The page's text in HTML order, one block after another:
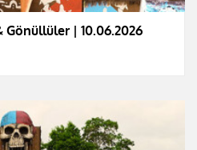
Gönüllüler | 10.06.2026